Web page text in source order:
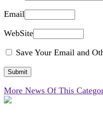
Email
WebSite
Save Your Email and
More News Of This